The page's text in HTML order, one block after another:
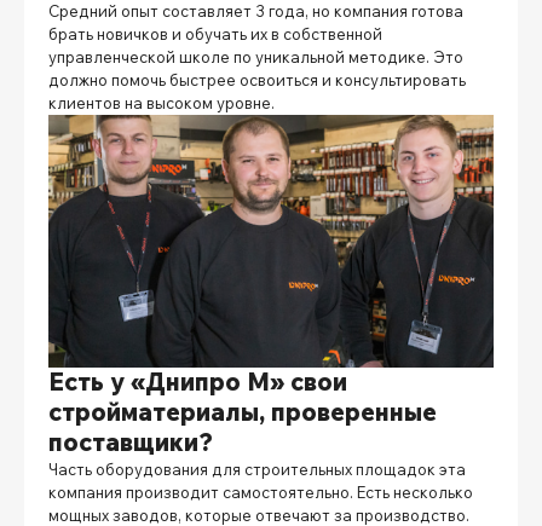
Средний опыт составляет 3 года, но компания готова
брать новичков и обучать их в собственной
управленческой школе по уникальной методике. Это
должно помочь быстрее освоиться и консультировать
клиентов на высоком уровне.
Есть у «Днипро М» свои
стройматериалы, проверенные
поставщики?
Часть оборудования для строительных площадок эта
компания производит самостоятельно. Есть несколько
мощных заводов, которые отвечают за производство.